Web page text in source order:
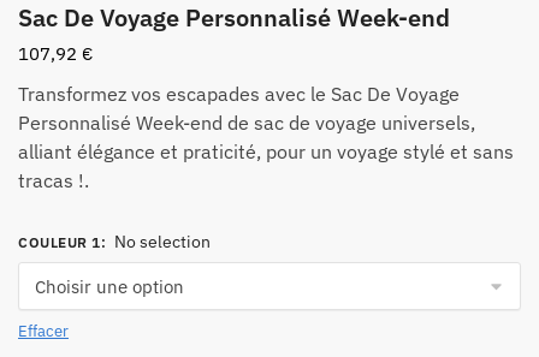
Sac De Voyage Personnalisé Week-end
107,92 €
Transformez vos escapades avec le Sac De Voyage
Personnalisé Week-end de sac de voyage universels,
alliant élégance et praticité, pour un voyage stylé et sans
tracas !.
COULEUR 1: No selection
Effacer